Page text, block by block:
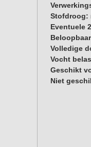
Stofdroog:
Eventuele
Volledige
Vocht
Geschikt
Niet